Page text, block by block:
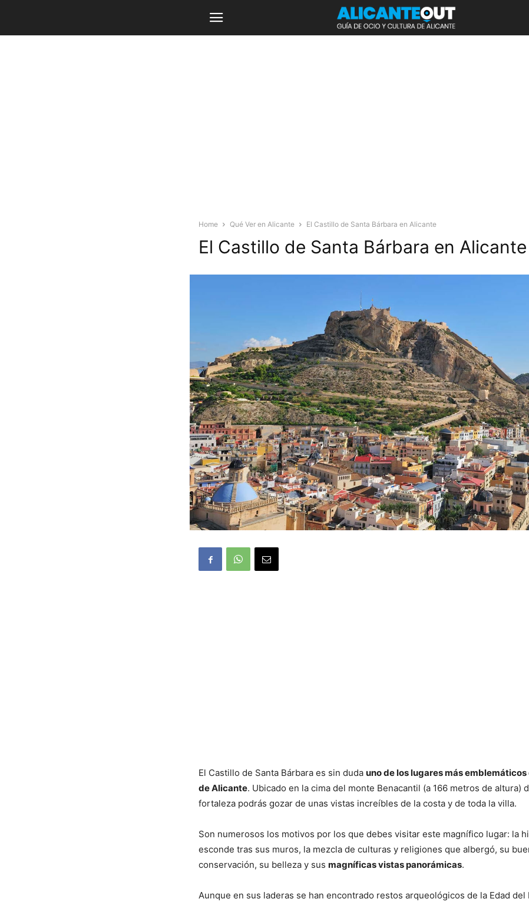
Home Qué Ver en Alicante El Castillo de Santa Bárbara en Alicante
El Castillo de Santa Bárbara en Alicante
El Castillo de Santa Bárbara es sin duda uno de los lugares más
de Alicante. Ubicado en la cima del monte Benacantil (a 166 metros de altura)
fortaleza podrás gozar de unas vistas increíbles de la costa y de toda la villa.
Son numerosos los motivos por los que debes visitar este magnífico lugar: la
esconde tras sus muros, la mezcla de culturas y religiones que albergó, su
conservación, su belleza y sus magníficas vistas panorámicas.
Aunque en sus laderas se han encontrado restos arqueológicos de la Edad del